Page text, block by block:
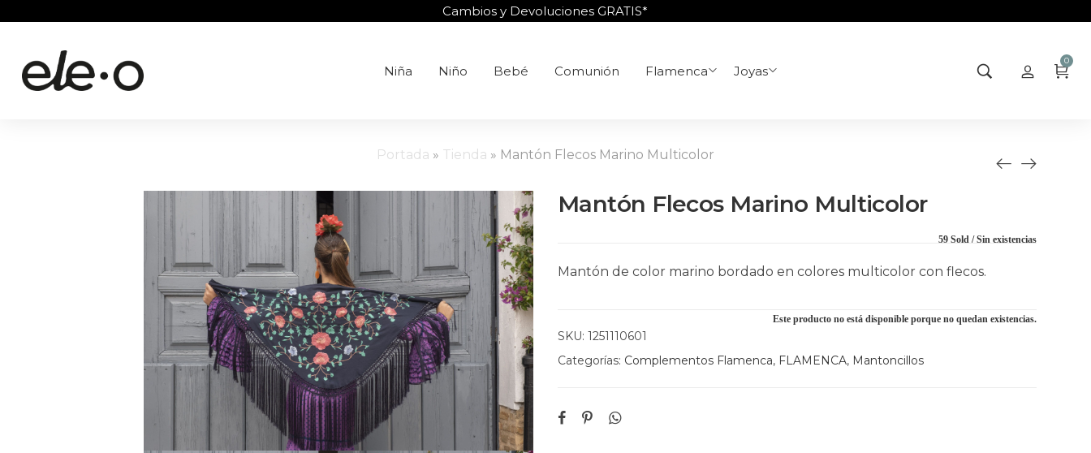
Cambios y Devoluciones GRATIS*
Niña Niño Bebé Comunión Flamenca Joyas
0
Portada » Tienda » Mantón Flecos Marino Multicolor
Mantón Flecos Marino Multicolor
59 Sold Sin existencias
Mantón de color marino bordado en colores multicolor con flecos.
Este producto no está disponible porque no quedan existencias.
SKU: 1251110601
Categorías: Complementos Flamenca, FLAMENCA, Mantoncillos